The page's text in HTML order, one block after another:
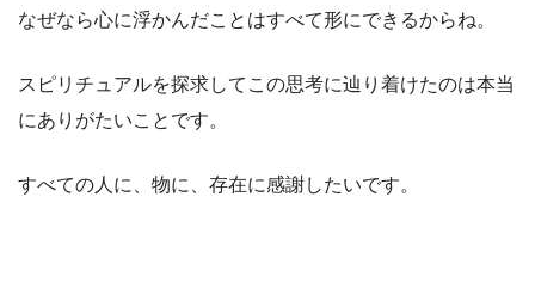
なぜなら心に浮かんだことはすべて形にできるからね。
スピリチュアルを探求してこの思考に辿り着けたのは本当
にありがたいことです。
すべての人に、物に、存在に感謝したいです。